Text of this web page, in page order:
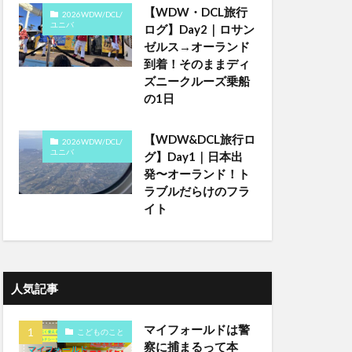
2026WDW/DCL/
ユニバ
【WDW・DCL旅行
ログ】Day2｜ロサン
ゼルス→オーランド
到着！そのままディ
ズニークルーズ乗船
の1日
2026WDW/DCL/
ユニバ
【WDW&DCL旅行ロ
グ】Day1｜日本出
発〜オーランド！ト
ラブルだらけのフラ
イト
人気記事
こどものこと
マイフォールドは警
察に捕まるって本